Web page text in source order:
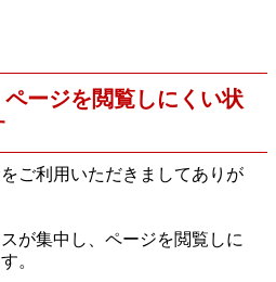
ージを閲覧しにくい状
ご利用いただきましてありが
が集中し、ページを閲覧しに
。